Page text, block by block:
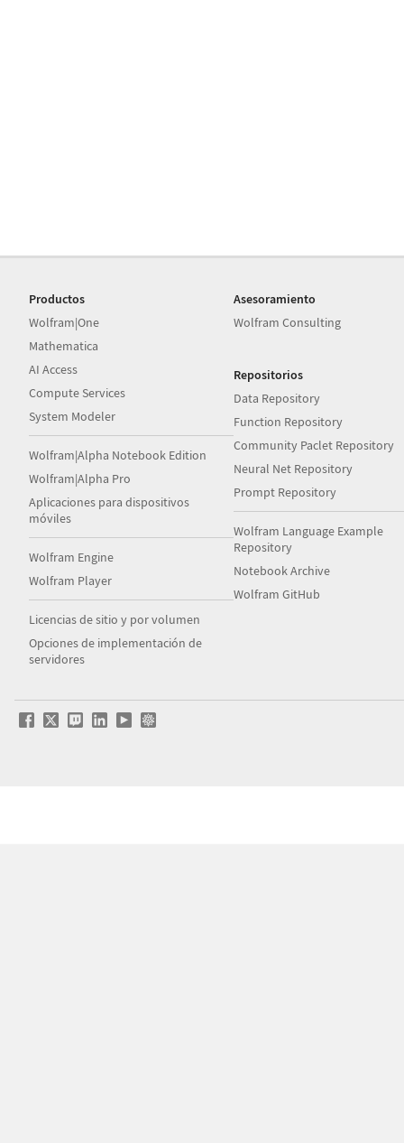
Productos
Wolfram|One
Mathematica
AI Access
Compute Services
System Modeler
Wolfram|Alpha Notebook Edition
Wolfram|Alpha Pro
Aplicaciones para dispositivos
móviles
Wolfram Engine
Wolfram Player
Licencias de sitio y por volumen
Opciones de implementación de
servidores
Asesoramiento
Wolfram Consulting
Repositorios
Data Repository
Function Repository
Community Paclet Repository
Neural Net Repository
Prompt Repository
Wolfram Language Example
Repository
Notebook Archive
Wolfram GitHub